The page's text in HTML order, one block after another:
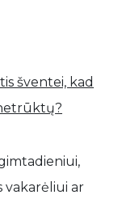
šventei, kad
vakarėliui ar